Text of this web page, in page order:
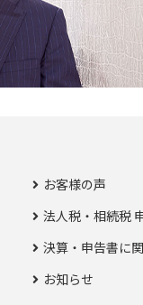
お客様の声
法人税・相続税
決算・申告書に
お知らせ